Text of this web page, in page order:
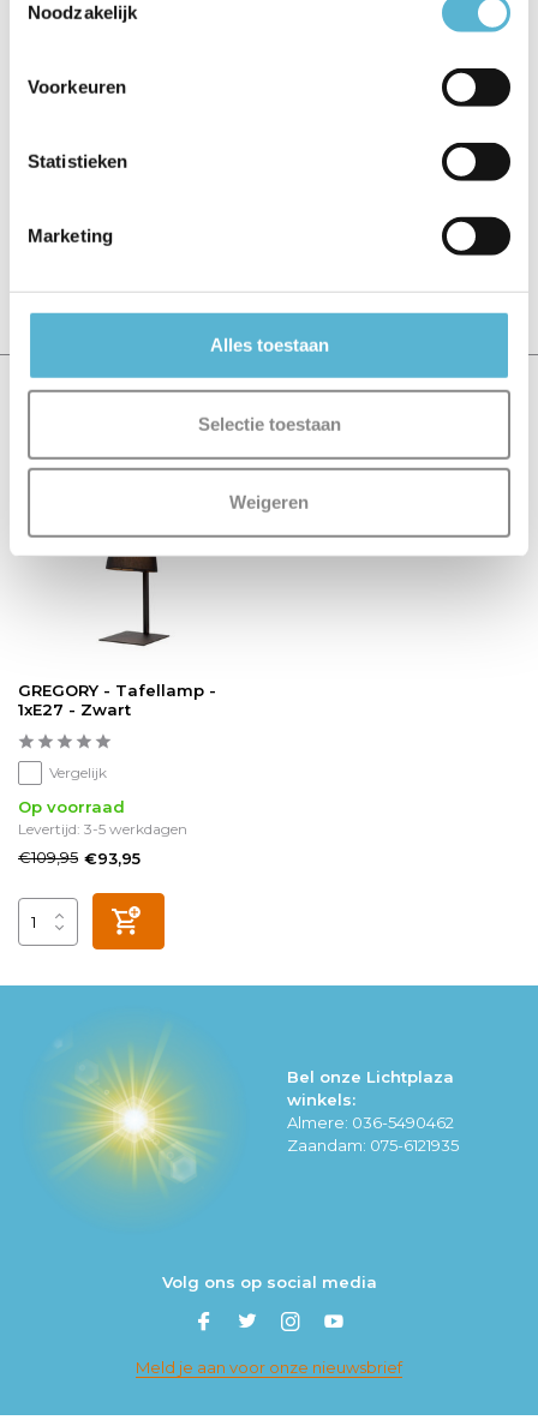
Noodzakelijk
Voorkeuren
Statistieken
Marketing
Alles toestaan
Selectie toestaan
Weigeren
Er zijn nog geen reviews geschreven over dit product..
Schrijf je eigen review
sale 15%
GREGORY - Tafellamp -
1xE27 - Zwart
Vergelijk
Op voorraad
Levertijd: 3-5 werkdagen
€109,95 €93,95
Bel onze Lichtplaza
winkels:
Almere: 036-5490462
Zaandam: 075-6121935
Volg ons op social media
Meld je aan voor onze nieuwsbrief